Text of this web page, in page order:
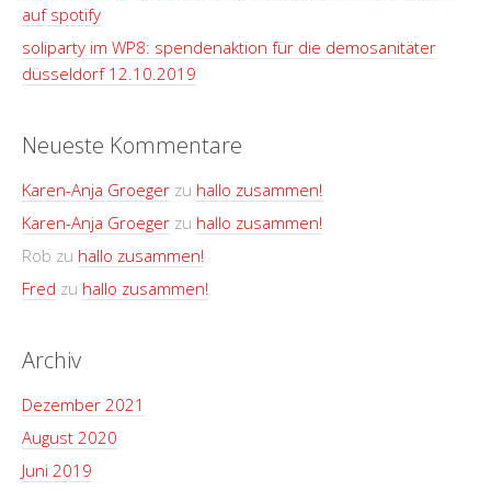
auf spotify
soliparty im WP8: spendenaktion für die demosanitäter
düsseldorf 12.10.2019
Neueste Kommentare
Karen-Anja Groeger zu hallo zusammen!
Karen-Anja Groeger zu hallo zusammen!
Rob zu hallo zusammen!
Fred zu hallo zusammen!
Archiv
Dezember 2021
August 2020
Juni 2019